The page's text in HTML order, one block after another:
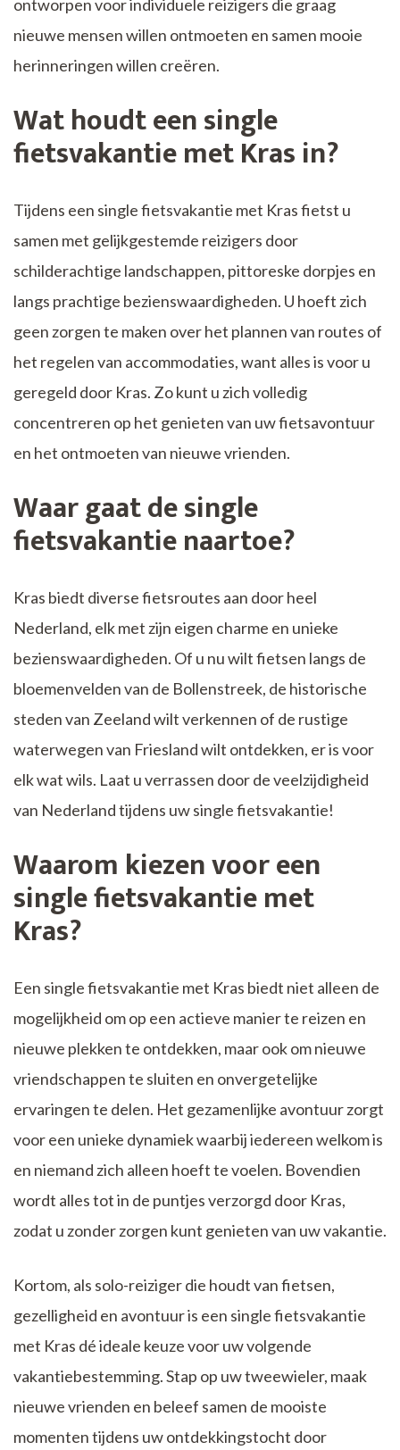
ontworpen voor individuele reizigers die graag
nieuwe mensen willen ontmoeten en samen mooie
herinneringen willen creëren.
Wat houdt een single
fietsvakantie met Kras in?
Tijdens een single fietsvakantie met Kras fietst u
samen met gelijkgestemde reizigers door
schilderachtige landschappen, pittoreske dorpjes en
langs prachtige bezienswaardigheden. U hoeft zich
geen zorgen te maken over het plannen van routes of
het regelen van accommodaties, want alles is voor u
geregeld door Kras. Zo kunt u zich volledig
concentreren op het genieten van uw fietsavontuur
en het ontmoeten van nieuwe vrienden.
Waar gaat de single
fietsvakantie naartoe?
Kras biedt diverse fietsroutes aan door heel
Nederland, elk met zijn eigen charme en unieke
bezienswaardigheden. Of u nu wilt fietsen langs de
bloemenvelden van de Bollenstreek, de historische
steden van Zeeland wilt verkennen of de rustige
waterwegen van Friesland wilt ontdekken, er is voor
elk wat wils. Laat u verrassen door de veelzijdigheid
van Nederland tijdens uw single fietsvakantie!
Waarom kiezen voor een
single fietsvakantie met
Kras?
Een single fietsvakantie met Kras biedt niet alleen de
mogelijkheid om op een actieve manier te reizen en
nieuwe plekken te ontdekken, maar ook om nieuwe
vriendschappen te sluiten en onvergetelijke
ervaringen te delen. Het gezamenlijke avontuur zorgt
voor een unieke dynamiek waarbij iedereen welkom is
en niemand zich alleen hoeft te voelen. Bovendien
wordt alles tot in de puntjes verzorgd door Kras,
zodat u zonder zorgen kunt genieten van uw vakantie.
Kortom, als solo-reiziger die houdt van fietsen,
gezelligheid en avontuur is een single fietsvakantie
met Kras dé ideale keuze voor uw volgende
vakantiebestemming. Stap op uw tweewieler, maak
nieuwe vrienden en beleef samen de mooiste
momenten tijdens uw ontdekkingstocht door